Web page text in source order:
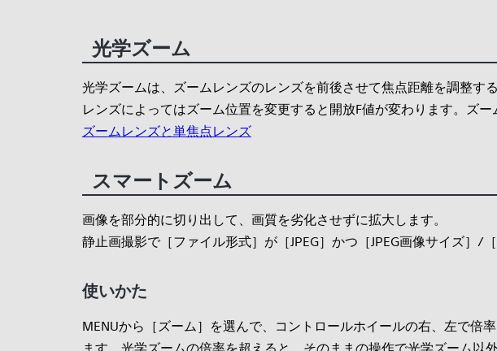
光学ズーム
光学ズームは、ズームレンズのレンズを前後させて焦点距離を調整す
レンズによってはズーム位置を変更すると開放F値が変わります。ズ
ズームレンズと単焦点レンズ
スマートズーム
画像を部分的に切り出して、画質を劣化させずに拡大します。
静止画撮影で［ファイル形式］が［JPEG］かつ［JPEG画像サイズ］/
使いかた
MENUから［ズーム］を選んで、コントロールホイールの右、左で倍
ます。光学ズームの倍率を超えると、そのままの操作で光学ズーム以